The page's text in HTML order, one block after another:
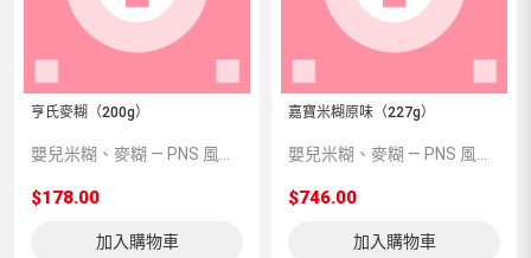
亨氏麥糊（200g）
$178.00
加入購物車
嘉寶米糊原味（227g）
$746.00
加入購物車